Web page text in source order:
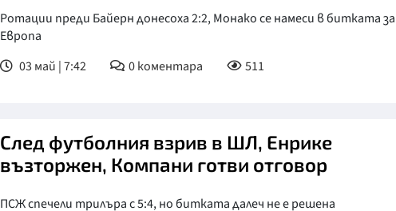
Ротации преди Байерн донесоха 2:2, Монако се намеси в битката за
Европа
03 май | 7:42
0коментара 511
След футболния взрив в ШЛ, Енрике
възторжен, Компани готви отговор
ПСЖ спечели трилъра с 5:4, но битката далеч не е решена